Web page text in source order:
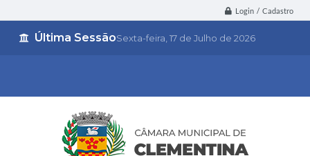
Login / Cadastro
Última SessãoSexta-feira 17 de Julho de 2026